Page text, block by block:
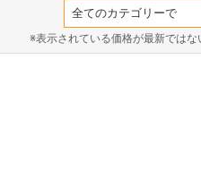
※表示されている価格が最新では